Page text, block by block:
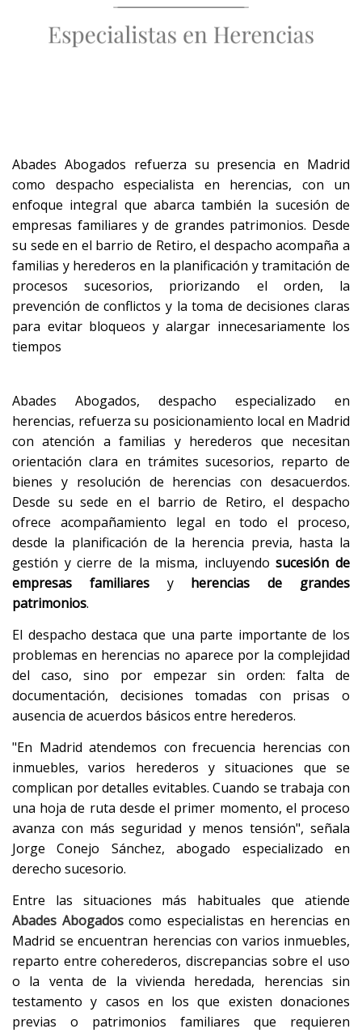
Abades Abogados refuerza su presencia en Madrid
como despacho especialista en herencias, con un
enfoque integral que abarca también la sucesión de
empresas familiares y de grandes patrimonios. Desde
su sede en el barrio de Retiro, el despacho acompaña a
familias y herederos en la planificación y tramitación de
procesos sucesorios, priorizando el orden, la
prevención de conflictos y la toma de decisiones claras
para evitar bloqueos y alargar innecesariamente los
tiempos
Abades Abogados, despacho especializado en
herencias, refuerza su posicionamiento local en Madrid
con atención a familias y herederos que necesitan
orientación clara en trámites sucesorios, reparto de
bienes y resolución de herencias con desacuerdos.
Desde su sede en el barrio de Retiro, el despacho
ofrece acompañamiento legal en todo el proceso,
desde la planificación de la herencia previa, hasta la
gestión y cierre de la misma, incluyendosucesión de
empresas familiaresy herencias de grandes
patrimonios.
El despacho destaca que una parte importante de los
problemas en herencias no aparece por la complejidad
del caso, sino por empezar sin orden: falta de
documentación, decisiones tomadas con prisas o
ausencia de acuerdos básicos entre herederos.
"En Madrid atendemos con frecuencia herencias con
inmuebles, varios herederos y situaciones que se
complican por detalles evitables. Cuando se trabaja con
una hoja de ruta desde el primer momento, el proceso
avanza con más seguridad y menos tensión", señala
Jorge Conejo Sánchez, abogado especializado en
derecho sucesorio.
Entre las situaciones más habituales que atiende
Abades Abogadoscomo especialistas en herencias en
Madrid se encuentran herencias con varios inmuebles,
reparto entre coherederos, discrepancias sobre el uso
o la venta de la vivienda heredada, herencias sin
testamento y casos en los que existen donaciones
previas o patrimonios familiares que requieren